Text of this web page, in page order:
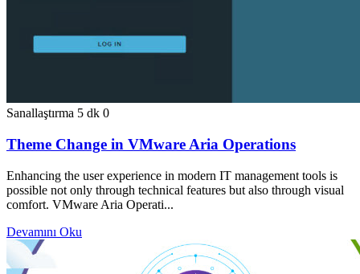
Sanallaştırma 5 dk 0
Theme Change in VMware Aria Operations
Enhancing the user experience in modern IT management tools is
possible not only through technical features but also through visual
comfort. VMware Aria Operati...
Devamını Oku